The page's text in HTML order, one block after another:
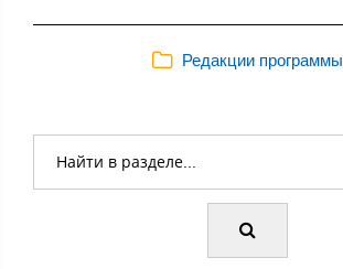
Редакции программы